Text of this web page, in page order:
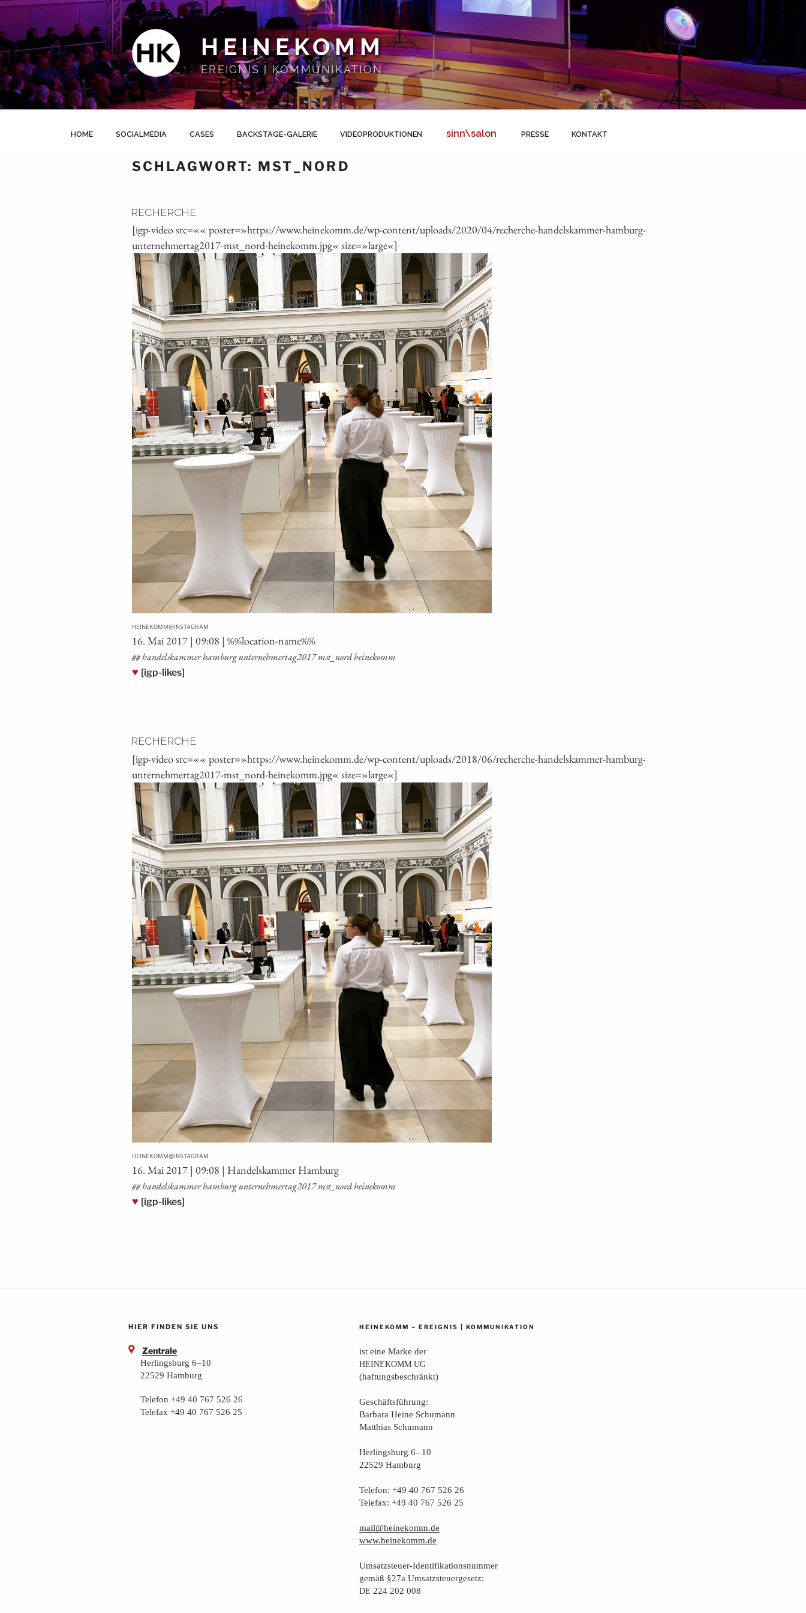
Zum
springen
HEINEKOMM
EREIGNIS | KOMMUNIKATION
HOME SOCIALMEDIA CASES BACKSTAGE-GALERIE VIDEOPRODUKTIONEN sinn\salon PRESSE KONTAKT
SCHLAGWORT: MST_NORD
RECHERCHE
[igp-video src=«« poster=»https://www.heinekomm.de/wp-content/uploads/2020/04/recherche-handelskammer-hamburg-
unternehmertag2017-mst_nord-heinekomm.jpg« size=»large«]
HEINEKOMM@INSTAGRAM
16. Mai 2017 | 09:08 | %%loca­ti­on-name%%
## han­dels­kam­mer ham­burg unternehmertag2017 mst_nord heinekomm
♥ [igp-likes]
RECHERCHE
[igp-video src=«« poster=»https://www.heinekomm.de/wp-content/uploads/2018/06/recherche-handelskammer-hamburg-
unternehmertag2017-mst_nord-heinekomm.jpg« size=»large«]
HEINEKOMM@INSTAGRAM
16. Mai 2017 | 09:08 | Han­dels­kam­mer Hamburg
## han­dels­kam­mer ham­burg unternehmertag2017 mst_nord heinekomm
♥ [igp-likes]
HIER FINDEN SIE UNS
Zentrale
Herlingsburg 6–10
22529 Hamburg
Telefon +49 40 767 526 26
Telefax +49 40 767 526 25
HEINEKOMM – EREIGNIS KOMMUNIKATION
ist eine Mar­ke der
HEINEKOMM UG
(haf­tungs­be­schränkt)
Geschäfts­füh­rung:
Bar­ba­ra Hei­ne Schumann
Mat­thi­as Schumann
Her­lings­burg 6 – 10
22529 Hamburg
Tele­fon: +49 40 767 526 26
Tele­fax: +49 40 767 526 25
mail@heinekomm.de
www.heinekomm.de
Umsatz­steu­er-Iden­ti­fi­ka­ti­ons­num­mer
gemäß §27a Umsatzsteuergesetz:
DE 224 202 008